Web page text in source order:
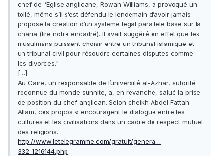
chef de l’Eglise anglicane, Rowan Williams, a provoqué un
tollé, même s’il s’est défendu le lendemain d’avoir jamais
proposé la création d’un système légal parallèle basé sur la
charia (lire notre encadré). Il avait suggéré en effet que les
musulmans puissent choisir entre un tribunal islamique et
un tribunal civil pour résoudre certaines disputes comme
les divorces."
[…]
Au Caire, un responsable de l’université al-Azhar, autorité
reconnue du monde sunnite, a, en revanche, salué la prise
de position du chef anglican. Selon cheikh Abdel Fattah
Allam, ces propos « encouragent le dialogue entre les
cultures et les civilisations dans un cadre de respect mutuel
des religions.
http://www.letelegramme.com/gratuit/genera…
332_1216144.php